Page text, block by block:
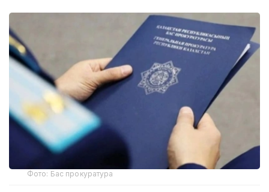
Фото: Бас прокуратура